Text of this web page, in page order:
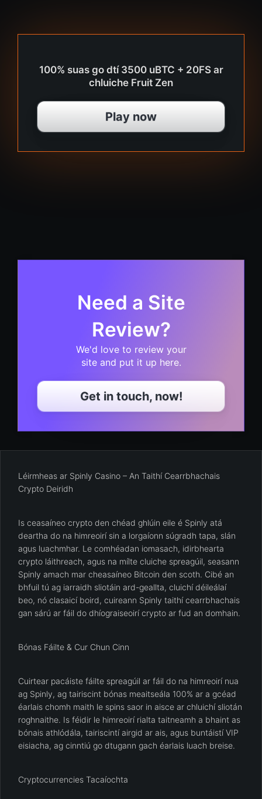
100% suas go dtí 3500 uBTC + 20FS ar
chluiche Fruit Zen
Play now
Need a Site
Review?
We'd love to review your
site and put it up here.
Get in touch, now!
Léirmheas ar Spinly Casino – An Taithí Cearrbhachais
Crypto Deiridh
Is ceasaíneo crypto den chéad ghlúin eile é Spinly atá
deartha do na himreoirí sin a lorgaíonn súgradh tapa, slán
agus luachmhar. Le comhéadan iomasach, idirbhearta
crypto láithreach, agus na mílte cluiche spreagúil, seasann
Spinly amach mar cheasaíneo Bitcoin den scoth. Cibé an
bhfuil tú ag iarraidh sliotáin ard-geallta, cluichí déileálaí
beo, nó clasaicí boird, cuireann Spinly taithí cearrbhachais
gan sárú ar fáil do dhíograiseoirí crypto ar fud an domhain.
Bónas Fáilte & Cur Chun Cinn
Cuirtear pacáiste fáilte spreagúil ar fáil do na himreoirí nua
ag Spinly, ag tairiscint bónas meaitseála 100% ar a gcéad
éarlais chomh maith le spins saor in aisce ar chluichí sliotán
roghnaithe. Is féidir le himreoirí rialta taitneamh a bhaint as
bónais athlódála, tairiscintí airgid ar ais, agus buntáistí VIP
eisiacha, ag cinntiú go dtugann gach éarlais luach breise.
Cryptocurrencies Tacaíochta